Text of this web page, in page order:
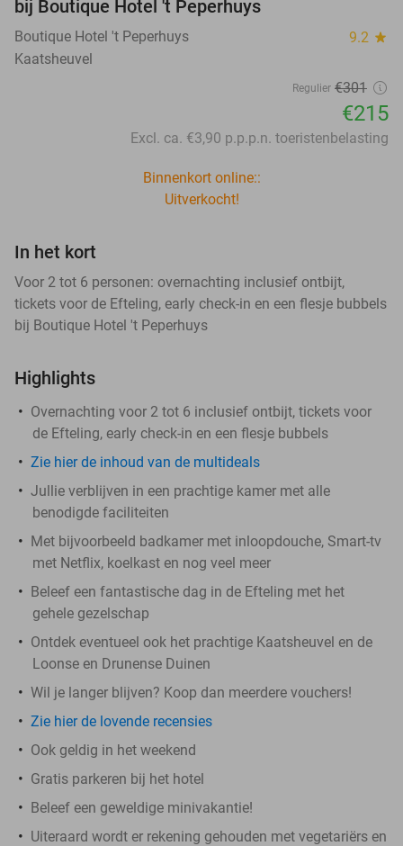
bij Boutique Hotel 't Peperhuys
Boutique Hotel 't Peperhuys 9.2 star
Kaatsheuvel
Regulier €301
€215
Excl. ca. €3,90 p.p.p.n. toeristenbelasting
Binnenkort online::
Uitverkocht!
In het kort
Voor 2 tot 6 personen: overnachting inclusief ontbijt,
tickets voor de Efteling, early check-in en een flesje bubbels
bij Boutique Hotel 't Peperhuys
Highlights
Overnachting voor 2 tot 6 inclusief ontbijt, tickets voor
de Efteling, early check-in en een flesje bubbels
Zie hier de inhoud van de multideals
Jullie verblijven in een prachtige kamer met alle
benodigde faciliteiten
Met bijvoorbeeld badkamer met inloopdouche, Smart-tv
met Netflix, koelkast en nog veel meer
Beleef een fantastische dag in de Efteling met het
gehele gezelschap
Ontdek eventueel ook het prachtige Kaatsheuvel en de
Loonse en Drunense Duinen
Wil je langer blijven? Koop dan meerdere vouchers!
Zie hier de lovende recensies
Ook geldig in het weekend
Gratis parkeren bij het hotel
Beleef een geweldige minivakantie!
Uiteraard wordt er rekening gehouden met vegetariërs en